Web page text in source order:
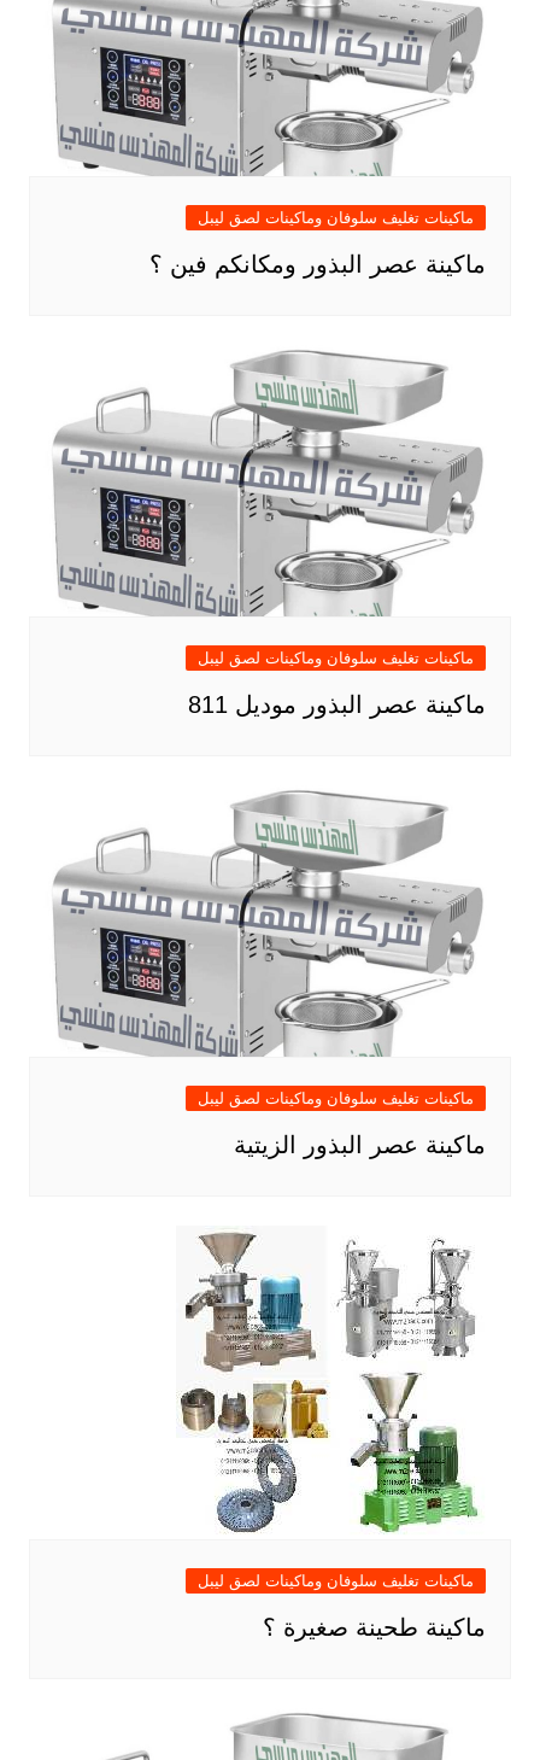
ماكينات تغليف سلوفان وماكينات لصق ليبل
ماكينة عصر البذور ومكانكم فين ؟
ماكينات تغليف سلوفان وماكينات لصق ليبل
ماكينة عصر البذور موديل 811
ماكينات تغليف سلوفان وماكينات لصق ليبل
ماكينة عصر البذور الزيتية
ماكينات تغليف سلوفان وماكينات لصق ليبل
ماكينة طحينة صغيرة ؟